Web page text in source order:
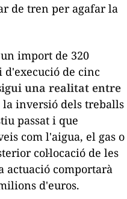
de tren per agafar la
import de 320
de cinc
una realitat entre
la inversió dels treballs
passat i que
com l'aigua, el gas o
col·locació de les
actuació comportarà
d'euros.